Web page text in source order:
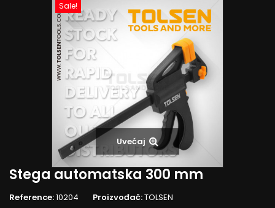
Sale!
Uvećaj
Stega automatska 300 mm
Reference:10204 Proizvođač:TOLSEN